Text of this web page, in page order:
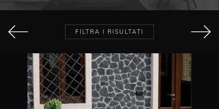
FILTRA I RISULTATI